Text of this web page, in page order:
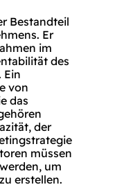
Bestandteil
Er
im
des
Ein
von
das
der
müssen
um
erstellen.